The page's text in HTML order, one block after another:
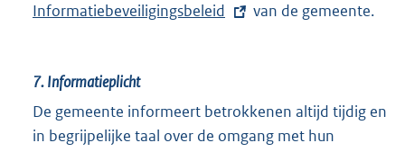
n
Informatiebeveiligingsbeleid van de gemeente.
7.Informatieplicht
De gemeente informeert betrokkenen altijd tijdig en
in begrijpelijke taal over de omgang met hun